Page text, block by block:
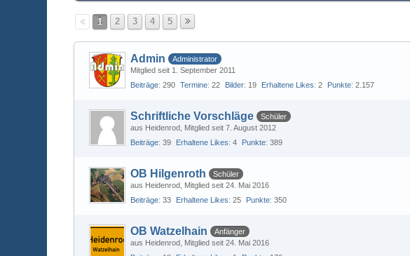
1 2 3 4 5
Admin
Administrator
Mitglied seit 1. September 2011
Beiträge 290 Termine 22 Bilder 19 Erhaltene Likes 2 Punkte 2.157
Schriftliche Vorschläge
Schüler
aus Heidenrod Mitglied seit 7. August 2012
Beiträge 39 Erhaltene Likes 4 Punkte 389
OB Hilgenroth
Schüler
aus Heidenrod Mitglied seit 24. Mai 2016
Beiträge 33 Erhaltene Likes 25 Punkte 350
OB Watzelhain
Anfänger
aus Heidenrod Mitglied seit 24. Mai 2016